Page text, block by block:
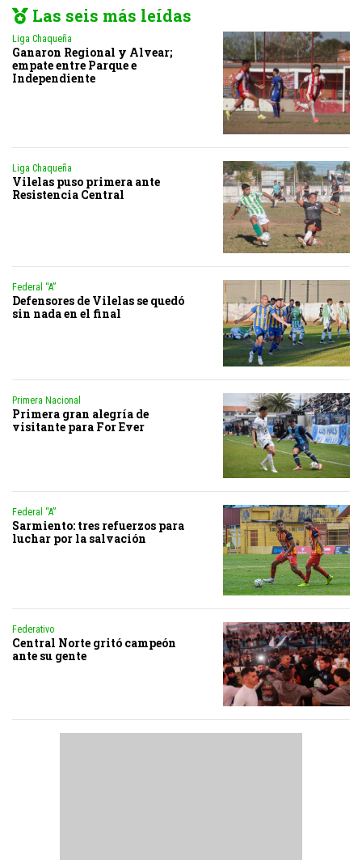
Las seis más leídas
Liga Chaqueña
Ganaron Regional y Alvear;
empate entre Parque e
Independiente
Liga Chaqueña
Vilelas puso primera ante
Resistencia Central
Federal “A”
Defensores de Vilelas se quedó
sin nada en el final
Primera Nacional
Primera gran alegría de
visitante para For Ever
Federal “A”
Sarmiento: tres refuerzos para
luchar por la salvación
Federativo
Central Norte gritó campeón
ante su gente